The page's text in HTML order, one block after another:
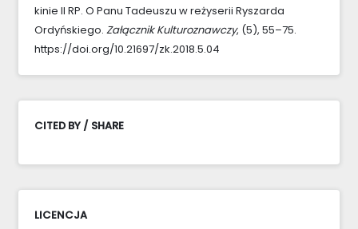
kinie II RP. O Panu Tadeuszu w reżyserii Ryszarda
Ordyńskiego. Załącznik Kulturoznawczy, (5), 55–75.
https://doi.org/10.21697/zk.2018.5.04
CITED BY / SHARE
LICENCJA